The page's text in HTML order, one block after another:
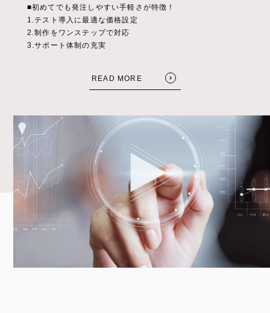
■初めてでも発注しやすい手軽さが特徴！
1.テスト導入に最適な価格設定
2.制作をワンステップで対応
3.サポート体制の充実
READ MORE